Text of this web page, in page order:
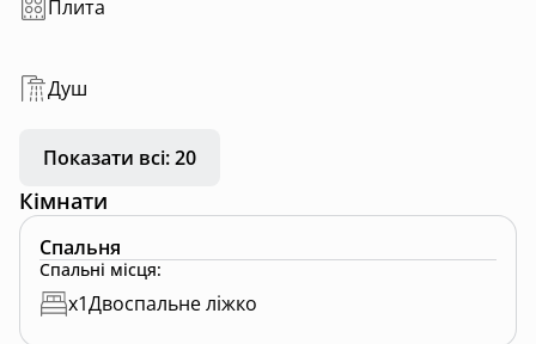
Плита
Душ
Показати всі: 20
Кімнати
Спальня
Спальні місця:
x1Двоспальне ліжко